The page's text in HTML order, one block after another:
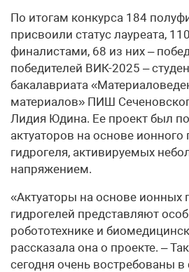
По итогам конкурса 184
присвоили статус лауреата,
финалистами, 68 из них –
победителей ВИК-2025 –
бакалавриата
материалов» ПИШ
Лидия Юдина. Ее проект был
актуаторов на основе
гидрогеля, активируемых
напряжением.
«Актуаторы на основе ионных
гидрогелей представляют
робототехнике и
рассказала она о проекте. –
сегодня очень востребованы в